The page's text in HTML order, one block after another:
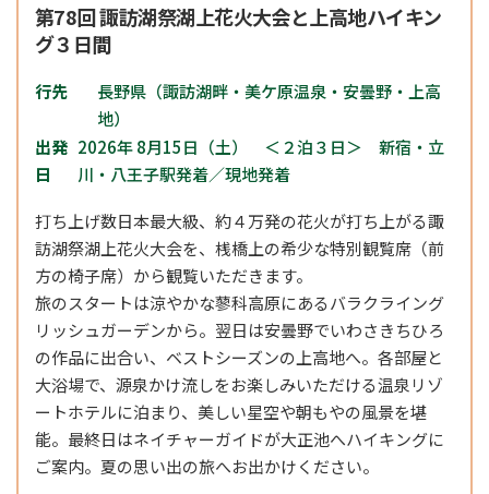
第78回 諏訪湖祭湖上花火大会と上高地ハイキン
グ３日間
行先
長野県（諏訪湖畔・美ケ原温泉・安曇野・上高
地）
出発
日
2026年 8月15日（土） ＜２泊３日＞ 新宿・立
川・八王子駅発着／現地発着
打ち上げ数日本最大級、約４万発の花火が打ち上がる諏
訪湖祭湖上花火大会を、桟橋上の希少な特別観覧席（前
方の椅子席）から観覧いただきます。
旅のスタートは涼やかな蓼科高原にあるバラクライング
リッシュガーデンから。翌日は安曇野でいわさきちひろ
の作品に出合い、ベストシーズンの上高地へ。各部屋と
大浴場で、源泉かけ流しをお楽しみいただける温泉リゾ
ートホテルに泊まり、美しい星空や朝もやの風景を堪
能。最終日はネイチャーガイドが大正池へハイキングに
ご案内。夏の思い出の旅へお出かけください。